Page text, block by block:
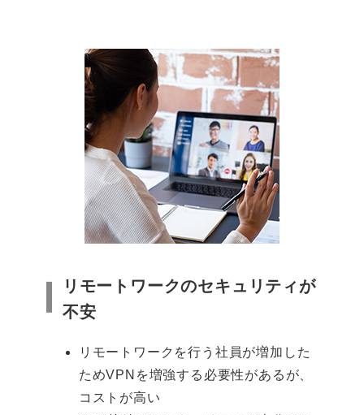
リモートワークのセキュリティが
不安
リモートワークを行う社員が増加した
ためVPNを増強する必要性があるが、
コストが高い